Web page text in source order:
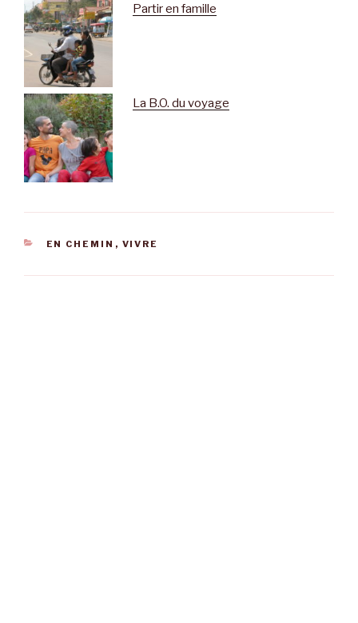
Partir en famille
La B.O. du voyage
CATÉGORIES
EN CHEMIN , VIVRE